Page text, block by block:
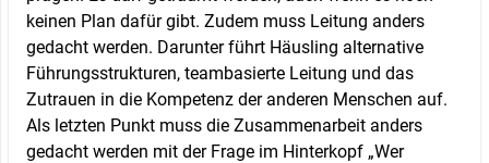
keinen Plan dafür gibt. Zudem muss Leitung anders
gedacht werden. Darunter führt Häusling alternative
Führungsstrukturen, teambasierte Leitung und das
Zutrauen in die Kompetenz der anderen Menschen auf.
Als letzten Punkt muss die Zusammenarbeit anders
gedacht werden mit der Frage im Hinterkopf „Wer